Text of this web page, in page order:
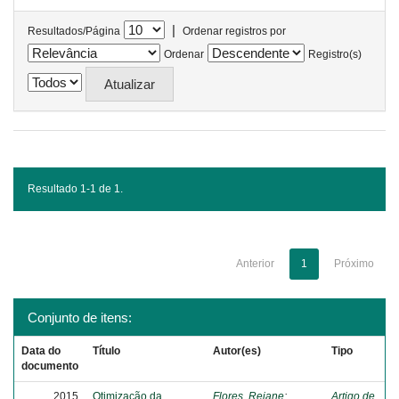
Resultados/Página |
Ordenar registros por
Ordenar
Registro(s)
Resultado 1-1 de 1.
Anterior 1 Próximo
Conjunto de itens:
Data do
documento
Título Autor(es) Tipo
2015 Otimização da Flores, Rejane; Artigo de